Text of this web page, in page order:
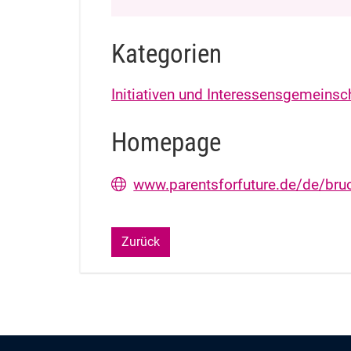
Kategorien
Initiativen und
Homepage
www.parentsforfuture.de/de/
Zurück